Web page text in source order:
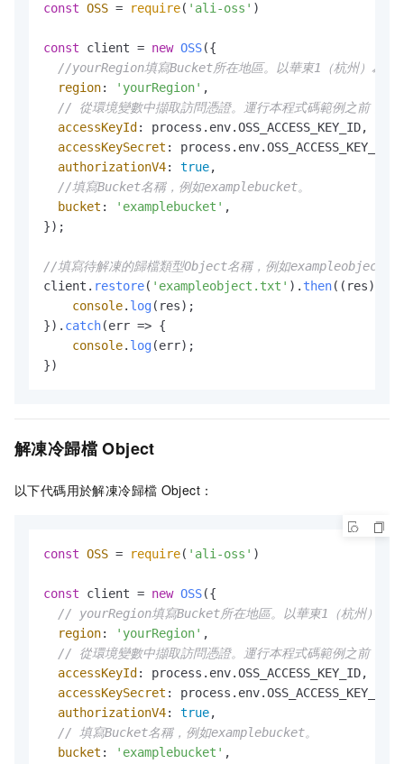
const OSS = require( 'ali-oss' )
const client = new OSS({
//yourRegion填寫Bucket所在地區。以華東1（杭州）為
region: 'yourRegion' ,
// 從環境變數中擷取訪問憑證。運行本程式碼範例之前，請確
accessKeyId : process. env.OSS_ACCESS_KEY_ID,
accessKeySecret : process. env.
authorizationV4: true,
//填寫Bucket名稱，例如examplebucket。
bucket : 'examplebucket' ,
});
//填寫待解凍的歸檔類型Object名稱，例如
client. restore( 'exampleobject.txt' ). then( ( res) =>
console. log(res);
}). catch(err => {
console. log(err);
})
解凍冷歸檔 Object
以下代碼用於解凍冷歸檔 Object：
const OSS = require( 'ali-oss' )
const client = new OSS({
// yourRegion填寫Bucket所在地區。以華東1（杭州）為
region: 'yourRegion' ,
// 從環境變數中擷取訪問憑證。運行本程式碼範例之前，請確
accessKeyId : process. env.OSS_ACCESS_KEY_ID,
accessKeySecret : process. env.
authorizationV4: true,
// 填寫Bucket名稱，例如examplebucket。
bucket : 'examplebucket' ,